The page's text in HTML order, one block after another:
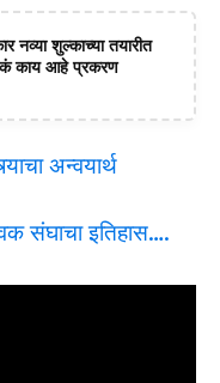
नव्या शुल्काच्या तयारीत
काय आहे प्रकरण
अन्वयार्थ
संघाचा इतिहास….